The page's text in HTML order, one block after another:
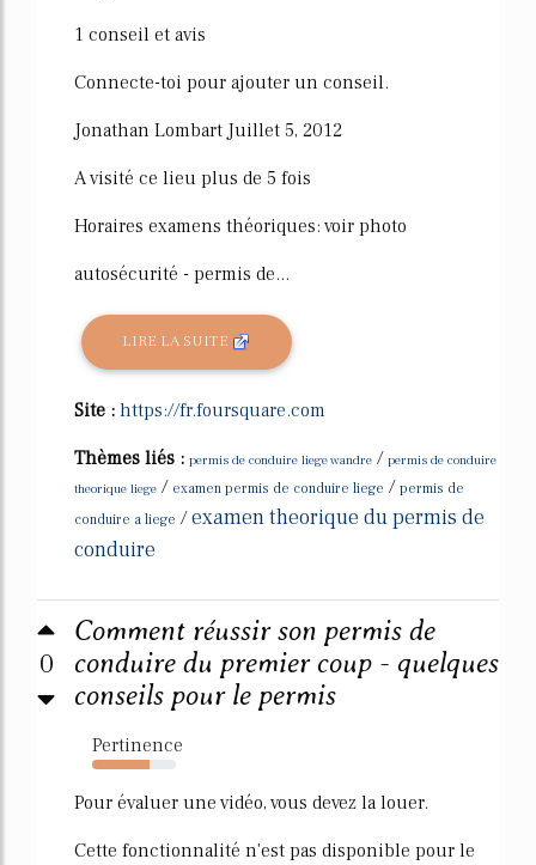
1 conseil et avis
Connecte-toi pour ajouter un conseil.
Jonathan Lombart Juillet 5, 2012
A visité ce lieu plus de 5 fois
Horaires examens théoriques: voir photo
autosécurité - permis de...
LIRE LA SUITE
Site : https://fr.foursquare.com
Thèmes liés : permis de conduire liege wandre / permis de conduire
theorique liege / examen permis de conduire liege / permis de
conduire a liege /examen theorique du permis de
conduire
0
Comment réussir son permis de
conduire du premier coup - quelques
conseils pour le permis
Pertinence
69%
Pour évaluer une vidéo, vous devez la louer.
Cette fonctionnalité n'est pas disponible pour le